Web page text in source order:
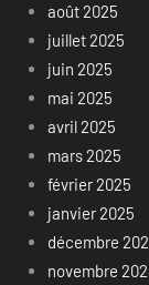
août 2025
juillet 2025
juin 2025
mai 2025
avril 2025
mars 2025
février 2025
janvier 2025
décembre
novembre